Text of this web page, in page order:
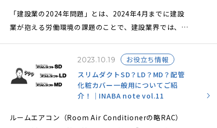
「建設業の2024年問題」とは、2024年4月までに建設
業が抱える労働環境の課題のことで、建設業界では、日
り、長時間労働が常態化しているという課題がありま
す。
そこで、建設業が抱える課題に対して、因幡電工が取り
組む製品をご紹介します。
政府が決定した「働き方改革実行計画」により、暮らし
2023.10.19
お役立ち情報
スリムダクトSD？LD？MD？配管
化粧カバー一般用についてご紹
介！｜INABA note vol.11
ルームエアコン（Room Air Conditionerの略RAC）